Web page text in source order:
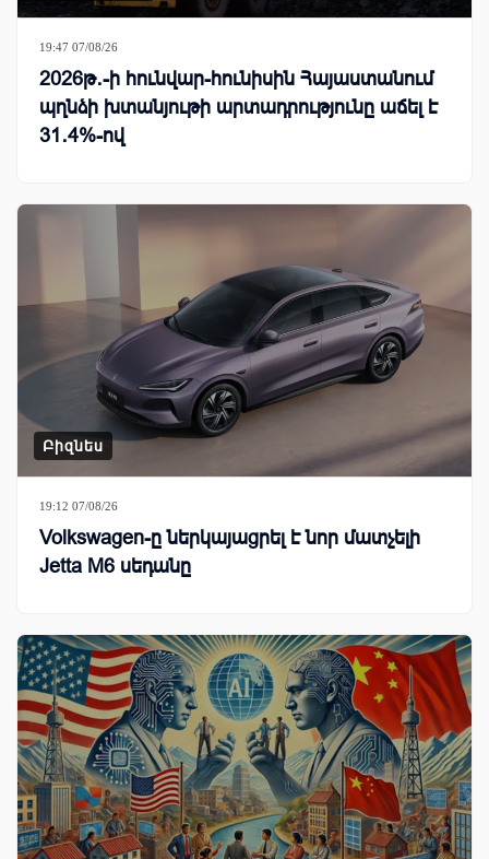
19:47 07/08/26
2026թ․-ի հունվար-հունիսին Հայաստանում
պղնձի խտանյութի արտադրությունը աճել է
31․4%-ով
Բիզնես
19:12 07/08/26
Volkswagen-ը ներկայացրել է նոր մատչելի
Jetta M6 սեդանը